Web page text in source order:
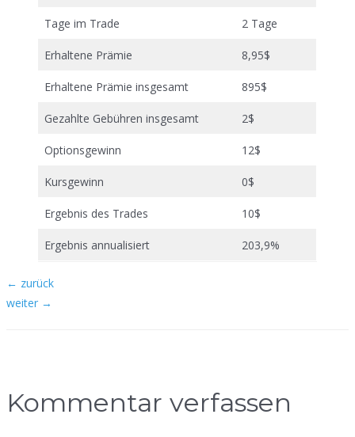
Tage im Trade 2 Tage
Erhaltene Prämie 8,95$
Erhaltene Prämie insgesamt 895$
Gezahlte Gebühren insgesamt 2$
Optionsgewinn 12$
Kursgewinn 0$
Ergebnis des Trades 10$
Ergebnis annualisiert 203,9%
Beitragsnavigation
← zurück
weiter →
Kommentar verfassen